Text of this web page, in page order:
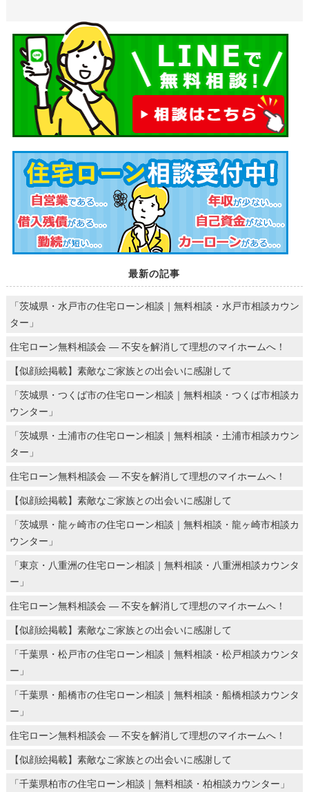
最新の記事
「茨城県・水戸市の住宅ローン相談｜無料相談・水戸市相談カウン
ター」
住宅ローン無料相談会 ― 不安を解消して理想のマイホームへ！
【似顔絵掲載】素敵なご家族との出会いに感謝して
「茨城県・つくば市の住宅ローン相談｜無料相談・つくば市相談カ
ウンター」
「茨城県・土浦市の住宅ローン相談｜無料相談・土浦市相談カウン
ター」
住宅ローン無料相談会 ― 不安を解消して理想のマイホームへ！
【似顔絵掲載】素敵なご家族との出会いに感謝して
「茨城県・龍ヶ崎市の住宅ローン相談｜無料相談・龍ヶ崎市相談カ
ウンター」
「東京・八重洲の住宅ローン相談｜無料相談・八重洲相談カウンタ
ー」
住宅ローン無料相談会 ― 不安を解消して理想のマイホームへ！
【似顔絵掲載】素敵なご家族との出会いに感謝して
「千葉県・松戸市の住宅ローン相談｜無料相談・松戸相談カウンタ
ー」
「千葉県・船橋市の住宅ローン相談｜無料相談・船橋相談カウンタ
ー」
住宅ローン無料相談会 ― 不安を解消して理想のマイホームへ！
【似顔絵掲載】素敵なご家族との出会いに感謝して
「千葉県柏市の住宅ローン相談｜無料相談・柏相談カウンター」